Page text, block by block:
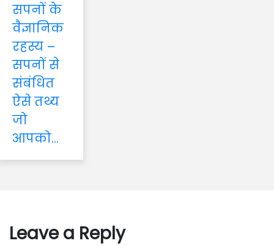
सपनों के
वैज्ञानिक
रहस्य –
सपनों से
संबंधित
ऐसे तथ्य
जो
आपको...
Leave a Reply